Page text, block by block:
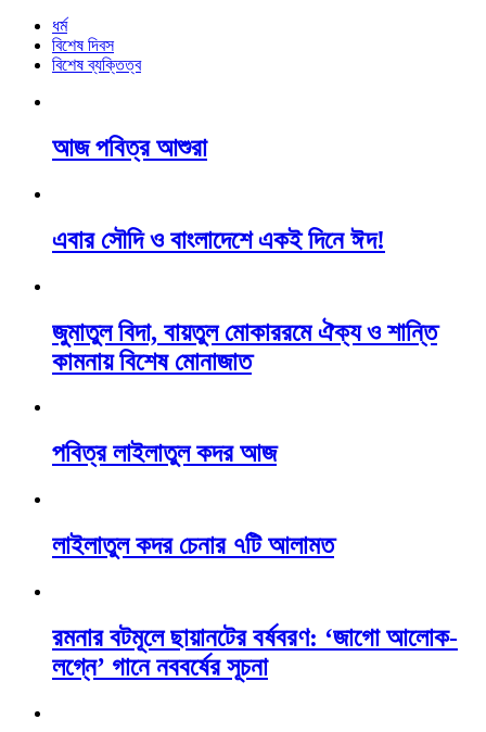
ধর্ম
বিশেষ দিবস
বিশেষ ব্যক্তিত্ব
আজ পবিত্র আশুরা
এবার সৌদি ও বাংলাদেশে একই দিনে ঈদ!
জুমাতুল বিদা, বায়তুল মোকাররমে ঐক্য ও শান্তি
কামনায় বিশেষ মোনাজাত
পবিত্র লাইলাতুল কদর আজ
লাইলাতুল কদর চেনার ৭টি আলামত
রমনার বটমূলে ছায়ানটের বর্ষবরণ: ‘জাগো আলোক-
লগ্নে’ গানে নববর্ষের সূচনা